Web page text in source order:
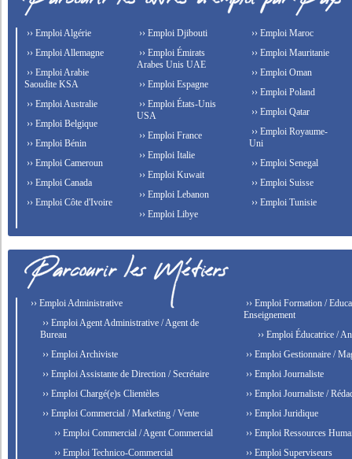
›› Emploi Algérie
›› Emploi Allemagne
›› Emploi Arabie
Saoudite KSA
›› Emploi Australie
›› Emploi Belgique
›› Emploi Bénin
›› Emploi Cameroun
›› Emploi Canada
›› Emploi Côte d'Ivoire
›› Emploi Djibouti
›› Emploi Émirats
Arabes Unis UAE
›› Emploi Espagne
›› Emploi États-Unis
USA
›› Emploi France
›› Emploi Italie
›› Emploi Kuwait
›› Emploi Lebanon
›› Emploi Libye
›› Emploi Maroc
›› Emploi Mauritanie
›› Emploi Oman
›› Emploi Poland
›› Emploi Qatar
›› Emploi Royaume-
Uni
›› Emploi Senegal
›› Emploi Suisse
›› Emploi Tunisie
›› Emploi Administrative
›› Emploi Agent Administrative / Agent de
Bureau
›› Emploi Archiviste
›› Emploi Assistante de Direction / Secrétaire
›› Emploi Chargé(e)s Clientèles
›› Emploi Commercial / Marketing / Vente
›› Emploi Commercial / Agent Commercial
›› Emploi Technico-Commercial
›› Emploi Formation /
Enseignement
›› Emploi Éducatrice /
›› Emploi Gestionnaire /
›› Emploi Journaliste
›› Emploi Journaliste /
›› Emploi Juridique
›› Emploi Ressources
›› Emploi Superviseurs